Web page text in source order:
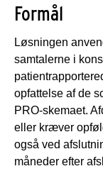
Formål
Løsningen
samtalerne i
opfattelse af de
PRO-skemaet.
eller kræver
også ved
måneder efter